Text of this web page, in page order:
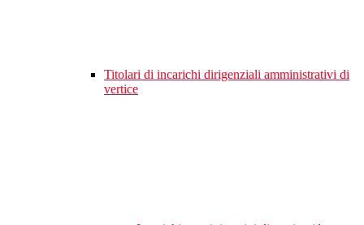
Titolari di incarichi dirigenziali amministrativi di
vertice